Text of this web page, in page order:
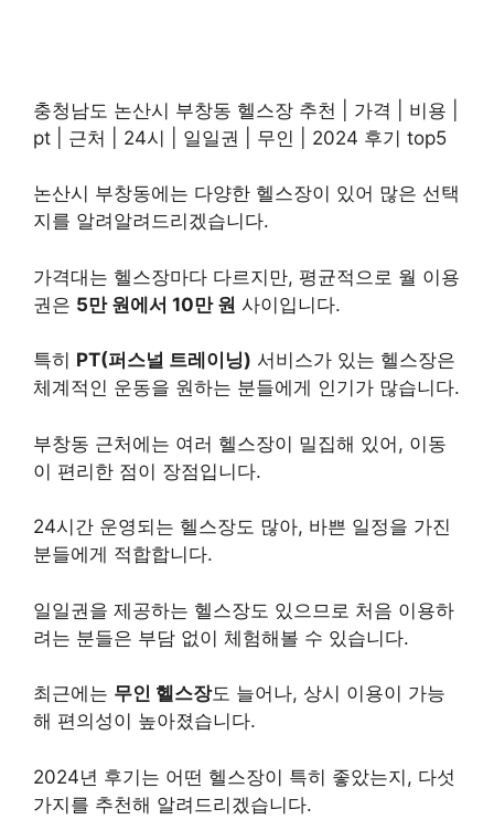
충청남도 논산시 부창동 헬스장 추천 | 가격 | 비용 |
pt | 근처 | 24시 | 일일권 | 무인 | 2024 후기 top5
논산시 부창동에는 다양한 헬스장이 있어 많은 선택
지를 알려알려드리겠습니다.
가격대는 헬스장마다 다르지만, 평균적으로 월 이용
권은 5만 원에서 10만 원 사이입니다.
특히 PT(퍼스널 트레이닝) 서비스가 있는 헬스장은
체계적인 운동을 원하는 분들에게 인기가 많습니다.
부창동 근처에는 여러 헬스장이 밀집해 있어, 이동
이 편리한 점이 장점입니다.
24시간 운영되는 헬스장도 많아, 바쁜 일정을 가진
분들에게 적합합니다.
일일권을 제공하는 헬스장도 있으므로 처음 이용하
려는 분들은 부담 없이 체험해볼 수 있습니다.
최근에는 무인 헬스장도 늘어나, 상시 이용이 가능
해 편의성이 높아졌습니다.
2024년 후기는 어떤 헬스장이 특히 좋았는지, 다섯
가지를 추천해 알려드리겠습니다.